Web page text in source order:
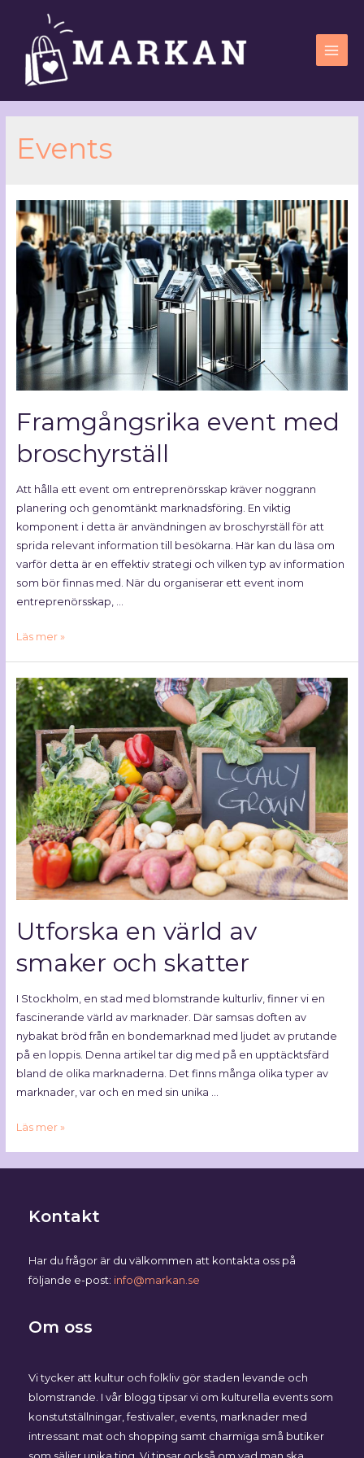
Events
Framgångsrika event med
broschyrställ
Att hålla ett event om entreprenörsskap kräver noggrann
planering och genomtänkt marknadsföring. En viktig
komponent i detta är användningen av broschyrställ för att
sprida relevant information till besökarna. Här kan du läsa om
varför detta är en effektiv strategi och vilken typ av information
som bör finnas med. När du organiserar ett event inom
entreprenörsskap, …
Läs mer »
Utforska en värld av
smaker och skatter
I Stockholm, en stad med blomstrande kulturliv, finner vi en
fascinerande värld av marknader. Där samsas doften av
nybakat bröd från en bondemarknad med ljudet av prutande
på en loppis. Denna artikel tar dig med på en upptäcktsfärd
bland de olika marknaderna. Det finns många olika typer av
marknader, var och en med sin unika …
Läs mer »
Kontakt
Har du frågor är du välkommen att kontakta oss på
följande e-post: info@markan.se
Om oss
Vi tycker att kultur och folkliv gör staden levande och
blomstrande. I vår blogg tipsar vi om kulturella events som
konstutställningar, festivaler, events, marknader med
intressant mat och shopping samt charmiga små butiker